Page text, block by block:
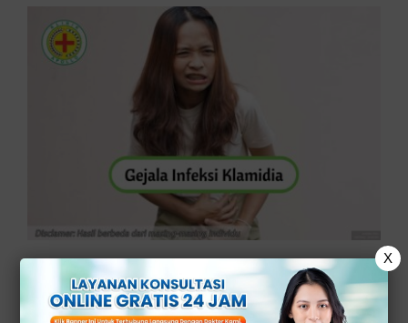
Jangan Tunggu Parah! Kenali Gejala
Infeksi Klamidia Sejak Dini
X